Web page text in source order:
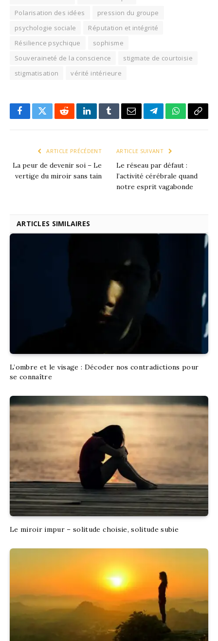
Polarisation des idées
pression du groupe
psychologie sociale
Réputation et intégrité
Résilience psychique
sophisme
Souveraineté de la conscience
stigmate de courtoisie
stigmatisation
vérité intérieure
Facebook
X RedditLinkedInTumblrEmailTélégramme
WhatsApp
ARTICLE PRÉCÉDENT
La peur de devenir soi – Le
vertige du miroir sans tain
ARTICLE SUIVANT
Le réseau par défaut :
l’activité cérébrale quand
notre esprit vagabonde
ARTICLES SIMILAIRES
L’ombre et le visage : Décoder nos contradictions pour
se connaître
Le miroir impur – solitude choisie, solitude subie